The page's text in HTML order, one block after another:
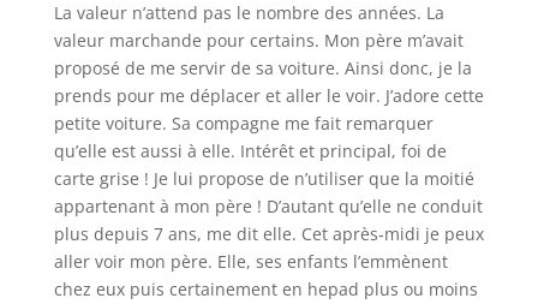
La valeur n’attend pas le nombre des années. La
valeur marchande pour certains. Mon père m’avait
proposé de me servir de sa voiture. Ainsi donc, je la
prends pour me déplacer et aller le voir. J’adore cette
petite voiture. Sa compagne me fait remarquer
qu’elle est aussi à elle. Intérêt et principal, foi de
carte grise ! Je lui propose de n’utiliser que la moitié
appartenant à mon père ! D’autant qu’elle ne conduit
plus depuis 7 ans, me dit elle. Cet après-midi je peux
aller voir mon père. Elle, ses enfants l’emmènent
chez eux puis certainement en hepad plus ou moins